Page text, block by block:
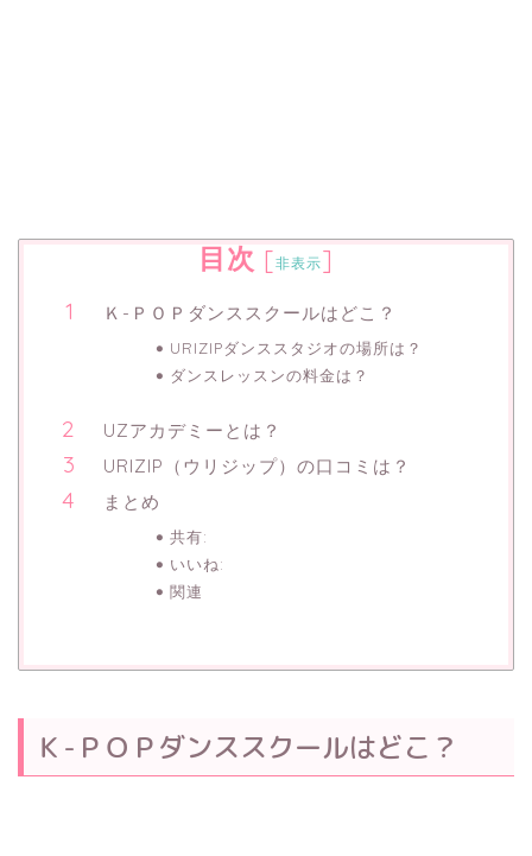
目次 [非表示]
Ｋ-ＰＯＰダンススクールはどこ？
URIZIPダンススタジオの場所は？
ダンスレッスンの料金は？
UZアカデミーとは？
URIZIP（ウリジップ）の口コミは？
まとめ
共有:
いいね:
関連
Ｋ-ＰＯＰダンススクールはどこ？